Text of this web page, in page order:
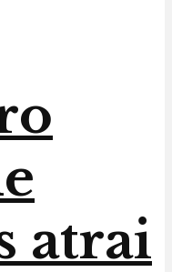
atrai